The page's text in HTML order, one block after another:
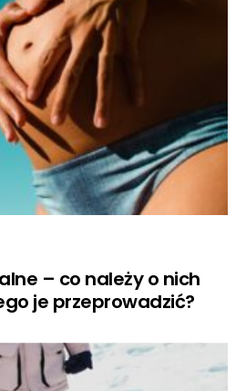
– co należy o nich
je przeprowadzić?